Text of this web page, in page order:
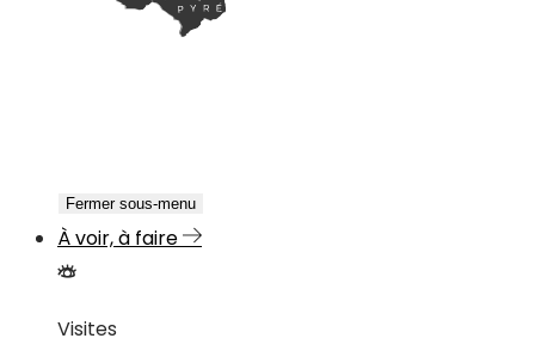
Fermer sous-menu
À voir, à faire
Visites